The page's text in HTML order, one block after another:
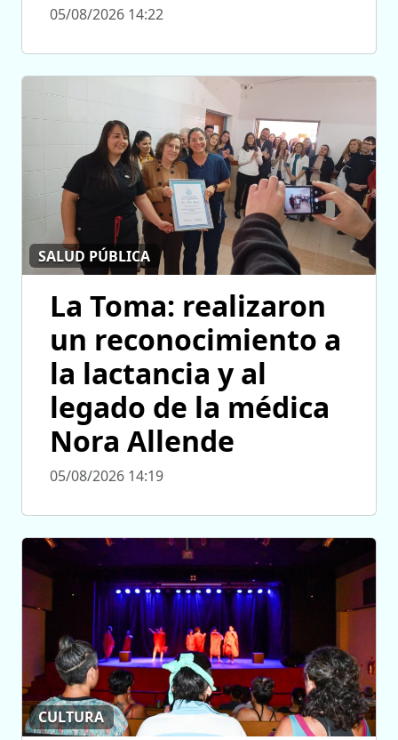
05/08/2026 14:22
SALUD PÚBLICA
La Toma: realizaron
un reconocimiento a
la lactancia y al
legado de la médica
Nora Allende
05/08/2026 14:19
CULTURA